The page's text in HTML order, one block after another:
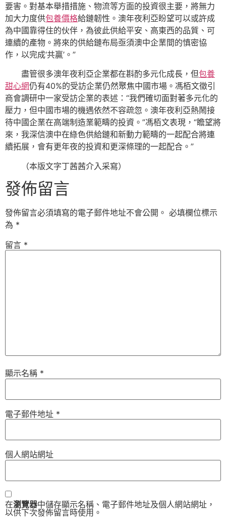
要害。對基本舉措措施、物流等方面的投資很主要，將無力
加大力度供包養價格給鏈韌性。澳年夜利亞盼望可以或許成
為中國靠得住的伙伴，為彼此供給平安、高東西的品質、可
連續的產物。將來的供給鏈布局亟須澳中企業間的慎密協
作，以完成‘共贏’。”
盡管很多澳年夜利亞企業都在斟酌多元化成長，但包養
甜心網仍有40%的受訪企業仍然聚焦中國市場。馮栢文徵引
商會調研中一家受訪企業的表述：“我們確切面對著多元化的
壓力，但中國市場的機遇依然不容疏忽。澳年夜利亞熱鬧接
待中國企業在高端制造業範疇的投資。”馮栢文表現，“瞻望將
來，我深信澳中在綠色供給鏈和新動力範疇的一起配合將連
續拓展，會有更年夜的投資和更深條理的一起配合。”
（本版文字丁茜茜介入采寫）
發佈留言
發佈留言必須填寫的電子郵件地址不會公開。 必填欄位標示
為 *
留言 *
顯示名稱 *
電子郵件地址 *
個人網站網址
在瀏覽器中儲存顯示名稱、電子郵件地址及個人網站網址，
以供下次發佈留言時使用。